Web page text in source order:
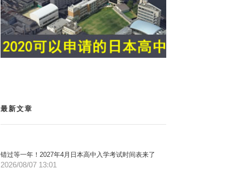
最新文章
错过等一年！2027年4月日本高中入学考试时间表来了
2026/08/07 13:01